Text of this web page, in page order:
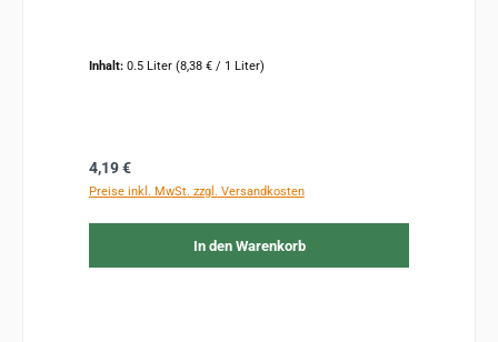
Inhalt: 0.5 Liter (8,38 € / 1 Liter)
Regulärer Preis:
4,19 €
Preise inkl. MwSt. zzgl. Versandkosten
In den Warenkorb